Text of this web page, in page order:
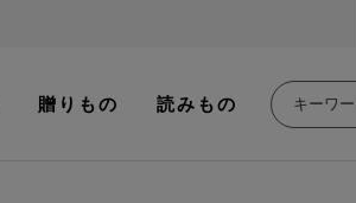
贈りもの 読みもの